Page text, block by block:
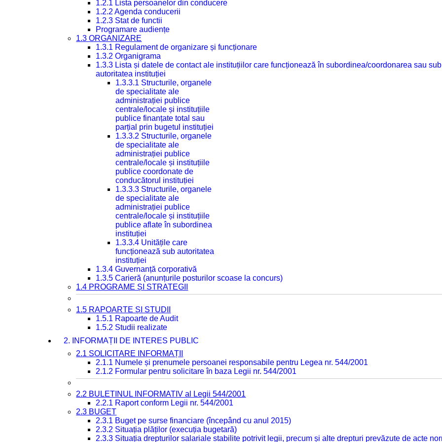
1.2.1 Lista persoanelor din conducere
1.2.2 Agenda conducerii
1.2.3 Stat de functii
Programare audiențe
1.3 ORGANIZARE
1.3.1 Regulament de organizare și funcționare
1.3.2 Organigrama
1.3.3 Lista și datele de contact ale instituțiilor care funcționează în subordinea/coordonarea sau sub
autoritatea instituției
1.3.3.1 Structurile, organele
de specialitate ale
administrației publice
centrale/locale și instituțiile
publice finanțate total sau
parțial prin bugetul instituției
1.3.3.2 Structurile, organele
de specialitate ale
administrației publice
centrale/locale și instituțiile
publice coordonate de
conducătorul instituției
1.3.3.3 Structurile, organele
de specialitate ale
administrației publice
centrale/locale și instituțiile
publice aflate în subordinea
instituției
1.3.3.4 Unitățile care
funcționează sub autoritatea
instituției
1.3.4 Guvernanță corporativă
1.3.5 Carieră (anunțurile posturilor scoase la concurs)
1.4 PROGRAME ȘI STRATEGII
1.5 RAPOARTE ȘI STUDII
1.5.1 Rapoarte de Audit
1.5.2 Studii realizate
2. INFORMAȚII DE INTERES PUBLIC
2.1 SOLICITARE INFORMAȚII
2.1.1 Numele și prenumele persoanei responsabile pentru Legea nr. 544/2001
2.1.2 Formular pentru solicitare în baza Legii nr. 544/2001
2.2 BULETINUL INFORMATIV al Legii 544/2001
2.2.1 Raport conform Legii nr. 544/2001
2.3 BUGET
2.3.1 Buget pe surse financiare (începând cu anul 2015)
2.3.2 Situația plăților (execuția bugetară)
2.3.3 Situația drepturilor salariale stabilite potrivit legii, precum și alte drepturi prevăzute de acte